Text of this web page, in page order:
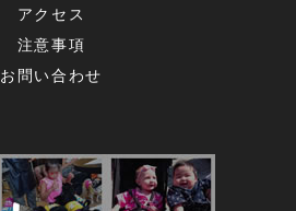
アクセス
注意事項
お問い合わせ